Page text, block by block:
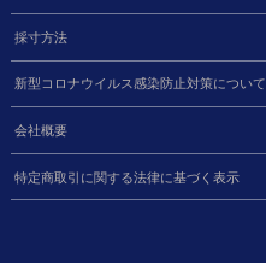
採寸方法
新型コロナウイルス感染防止対策について
会社概要
特定商取引に関する法律に基づく表示